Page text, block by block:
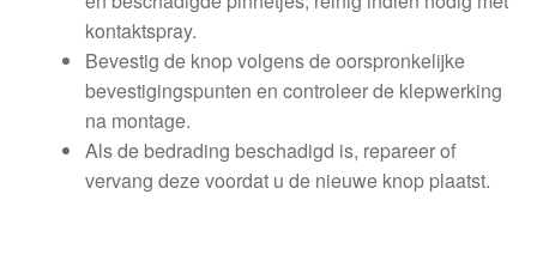
kontaktspray.
Bevestig de knop volgens de oorspronkelijke
bevestigingspunten en controleer de klepwerking
na montage.
Als de bedrading beschadigd is, repareer of
vervang deze voordat u de nieuwe knop plaatst.